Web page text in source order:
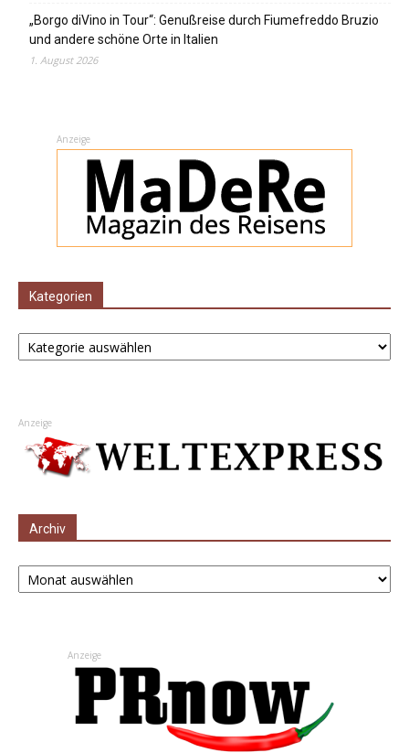
„Borgo diVino in Tour“: Genußreise durch Fiumefreddo Bruzio
und andere schöne Orte in Italien
1. August 2026
Anzeige
Kategorien
Kategorien
Anzeige
Archiv
Archiv
Anzeige